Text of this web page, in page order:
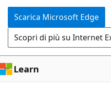
Scarica Microsoft Edge
Scopri di più su Internet
Learn